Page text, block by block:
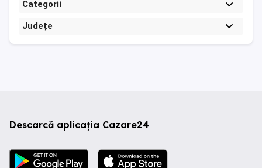
Categorii
Județe
Descarcă aplicația Cazare24